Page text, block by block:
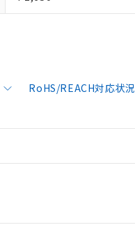
RoHS/REACH対応状況